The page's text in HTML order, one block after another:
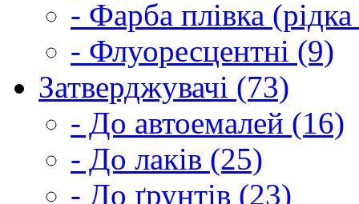
- Фарба плівка
- Флуоресцентні (9)
Затверджувачі (73)
- До автоемалей (16)
- До лаків (25)
- До ґрунтів (23)